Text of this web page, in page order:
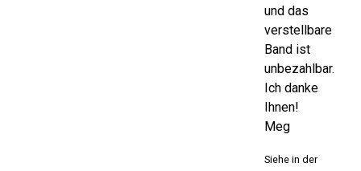
und das
verstellbare
Band ist
unbezahlbar.
Ich danke
Ihnen!
Meg
Siehe in der